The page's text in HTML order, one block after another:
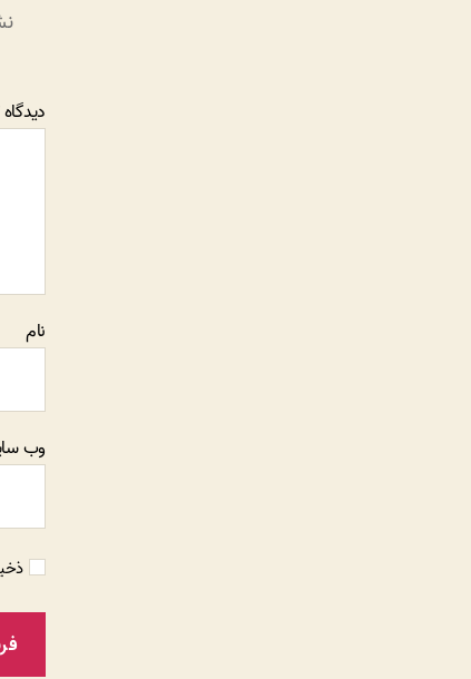
دیدگاه
نام
وب‌